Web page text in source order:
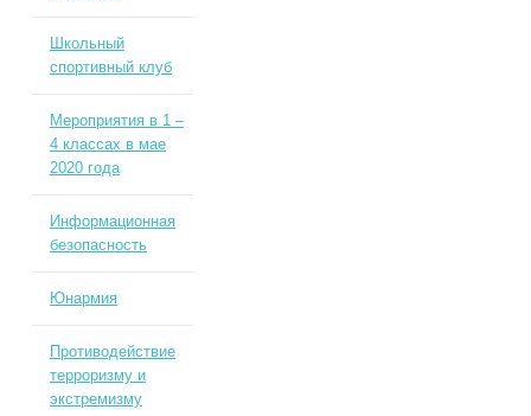
Школьный
спортивный клуб
Мероприятия в 1 –
4 классах в мае
2020 года
Информационная
безопасность
Юнармия
Противодействие
терроризму и
экстремизму